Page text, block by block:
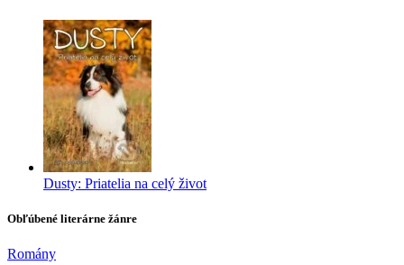
Dusty: Priatelia na celý život
Obľúbené literárne žánre
Romány